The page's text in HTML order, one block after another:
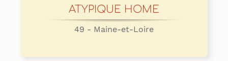
ATYPIQUE HOME
49 - Maine-et-Loire